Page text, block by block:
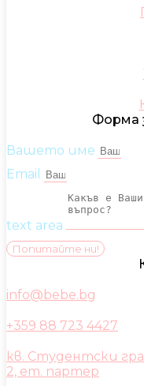
Форма
Вашето име
Email
text area
Попитайте ни!
info@bebe.bg
+359 88 723 4427
кв. Студентски
2, ет. партер